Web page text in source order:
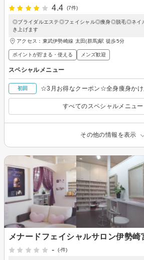
4.4
(7件)
◎ブライダルエステ◎フェイシャル◎痩身◎脱毛◎ネイ
き上げます
アクセス：東武伊勢崎線 太田(群馬)駅 徒歩5分
ポイントが貯まる・使える メンズ歓迎
スペシャルメニュー
初回 ☆3月お得なクーポン☆全身痩身か
すべてのスペシャルメニュ
その他の情報を表示
メナードフェイシャルサロン伊勢崎
-
(-件)